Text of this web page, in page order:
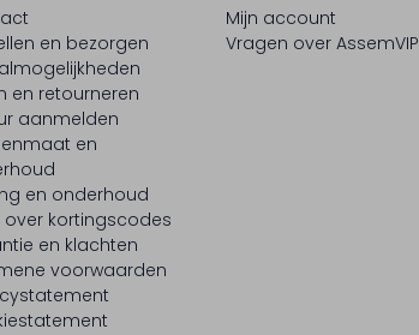
en bezorgen
en retourneren
aanmelden
en
en onderhoud
over kortingscodes
en klachten
voorwaarden
Mijn account
Vragen over AssemVIP